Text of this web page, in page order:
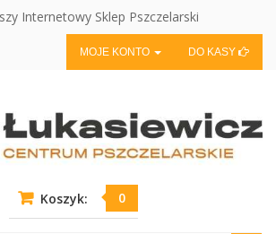
Internetowy Sklep Pszczelarski
MOJE KONTO DO KASY
Koszyk: 0